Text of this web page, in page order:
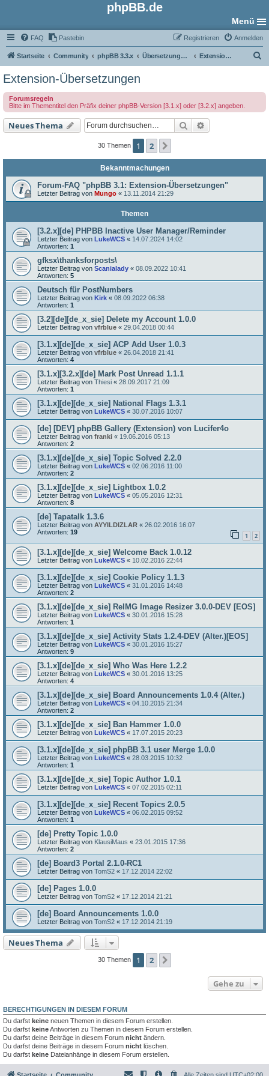
phpBB.de
Menü
FAQ Pastebin Anmelden
Registrieren
Startseite Community phpBB 3.3.x Übersetzungs-Foren Extension-Übersetzungen
e
Extension-Übersetzungen
Forumsregeln
Bitte im Thementitel den Präfix deiner phpBB-Version [3.1.x] oder [3.2.x] angeben.
Neues Thema Suche
30 Themen 1 2
Bekanntmachungen
Forum-FAQ "phpBB 3.1: Extension-Übersetzungen"
Letzter Beitrag von Mungo « 13.11.2014 21:29
Themen
[3.2.x][de] PHPBB Inactive User Manager/Reminder
Letzter Beitrag von LukeWCS « 14.07.2024 14:02
Antworten: 1
gfksx\thanksforposts\
Letzter Beitrag von Scanialady « 08.09.2022 10:41
Antworten: 5
Deutsch für PostNumbers
Letzter Beitrag von Kirk « 08.09.2022 06:38
Antworten: 1
[3.2][de][de_x_sie] Delete my Account 1.0.0
Letzter Beitrag von vfrblue « 29.04.2018 00:44
[3.1.x][de][de_x_sie] ACP Add User 1.0.3
Letzter Beitrag von vfrblue « 26.04.2018 21:41
Antworten: 4
[3.1.x][3.2.x][de] Mark Post Unread 1.1.1
Letzter Beitrag von Thiesi « 28.09.2017 21:09
Antworten: 1
[3.1.x][de][de_x_sie] National Flags 1.3.1
Letzter Beitrag von LukeWCS « 30.07.2016 10:07
[de] [DEV] phpBB Gallery (Extension) von Lucifer4o
Letzter Beitrag von franki « 19.06.2016 05:13
Antworten: 2
[3.1.x][de][de_x_sie] Topic Solved 2.2.0
Letzter Beitrag von LukeWCS « 02.06.2016 11:00
Antworten: 2
[3.1.x][de][de_x_sie] Lightbox 1.0.2
Letzter Beitrag von LukeWCS « 05.05.2016 12:31
Antworten: 8
[de] Tapatalk 1.3.6
Letzter Beitrag von AYYILDIZLAR « 26.02.2016 16:07
Antworten: 19 1 2
[3.1.x][de][de_x_sie] Welcome Back 1.0.12
Letzter Beitrag von LukeWCS « 10.02.2016 22:44
[3.1.x][de][de_x_sie] Cookie Policy 1.1.3
Letzter Beitrag von LukeWCS « 31.01.2016 14:48
Antworten: 2
[3.1.x][de][de_x_sie] ReIMG Image Resizer 3.0.0-DEV [EOS]
Letzter Beitrag von LukeWCS « 30.01.2016 15:28
Antworten: 1
[3.1.x][de][de_x_sie] Activity Stats 1.2.4-DEV (Alter.)[EOS]
Letzter Beitrag von LukeWCS « 30.01.2016 15:27
Antworten: 9
[3.1.x][de][de_x_sie] Who Was Here 1.2.2
Letzter Beitrag von LukeWCS « 30.01.2016 13:25
Antworten: 4
[3.1.x][de][de_x_sie] Board Announcements 1.0.4 (Alter.)
Letzter Beitrag von LukeWCS « 04.10.2015 21:34
Antworten: 2
[3.1.x][de][de_x_sie] Ban Hammer 1.0.0
Letzter Beitrag von LukeWCS « 17.07.2015 20:23
[3.1.x][de][de_x_sie] phpBB 3.1 user Merge 1.0.0
Letzter Beitrag von LukeWCS « 28.03.2015 10:32
Antworten: 1
[3.1.x][de][de_x_sie] Topic Author 1.0.1
Letzter Beitrag von LukeWCS « 07.02.2015 02:11
[3.1.x][de][de_x_sie] Recent Topics 2.0.5
Letzter Beitrag von LukeWCS « 06.02.2015 09:52
Antworten: 1
[de] Pretty Topic 1.0.0
Letzter Beitrag von KlausiMaus « 23.01.2015 17:36
Antworten: 2
[de] Board3 Portal 2.1.0-RC1
Letzter Beitrag von TomS2 « 17.12.2014 22:02
[de] Pages 1.0.0
Letzter Beitrag von TomS2 « 17.12.2014 21:21
[de] Board Announcements 1.0.0
Letzter Beitrag von TomS2 « 17.12.2014 21:19
Neues Thema
30 Themen 1 2
Gehe zu
BERECHTIGUNGEN IN DIESEM FORUM
Du darfst keine neuen Themen in diesem Forum erstellen.
Du darfst keineAntworten zu Themen in diesem Forum erstellen.
Du darfst deine Beiträge in diesem Forum nicht ändern.
Du darfst deine Beiträge in diesem Forum nicht löschen.
Du darfst keine Dateianhänge in diesem Forum erstellen.